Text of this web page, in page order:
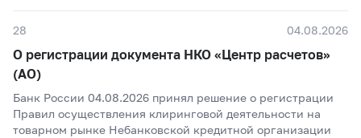
28 04.08.2026
О регистрации документа НКО «Центр расчетов»
(АО)
Банк России 04.08.2026 принял решение о регистрации
Правил осуществления клиринговой деятельности на
товарном рынке Небанковской кредитной организации